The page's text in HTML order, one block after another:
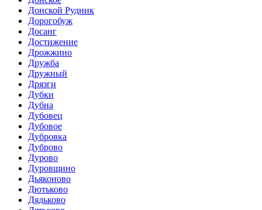
Донской Рудник
Дорогобуж
Досанг
Достижение
Дрожжино
Дружба
Дружный
Дрязги
Дубки
Дубна
Дубовец
Дубовое
Дубровка
Дуброво
Дурово
Дуровщино
Дьяконово
Дютьково
Дядьково